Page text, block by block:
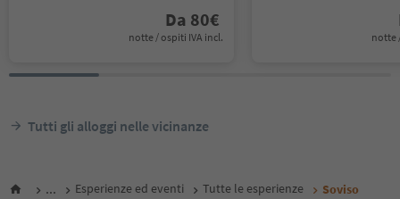
Da 80€
notte / ospiti IVA incl. notte
Tutti gli alloggi nelle vicinanze
... Esperienze ed eventi Tutte le esperienze Soviso